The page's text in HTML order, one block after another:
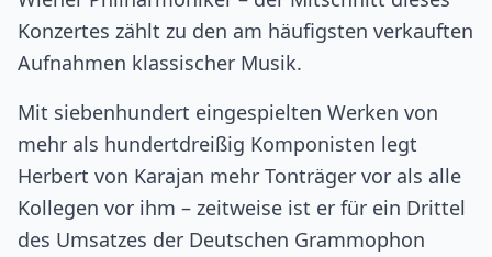
Konzertes zählt zu den am häufigsten verkauften
Aufnahmen klassischer Musik.
Mit siebenhundert eingespielten Werken von
mehr als hundertdreißig Komponisten legt
Herbert von Karajan mehr Tonträger vor als alle
Kollegen vor ihm – zeitweise ist er für ein Drittel
des Umsatzes der Deutschen Grammophon